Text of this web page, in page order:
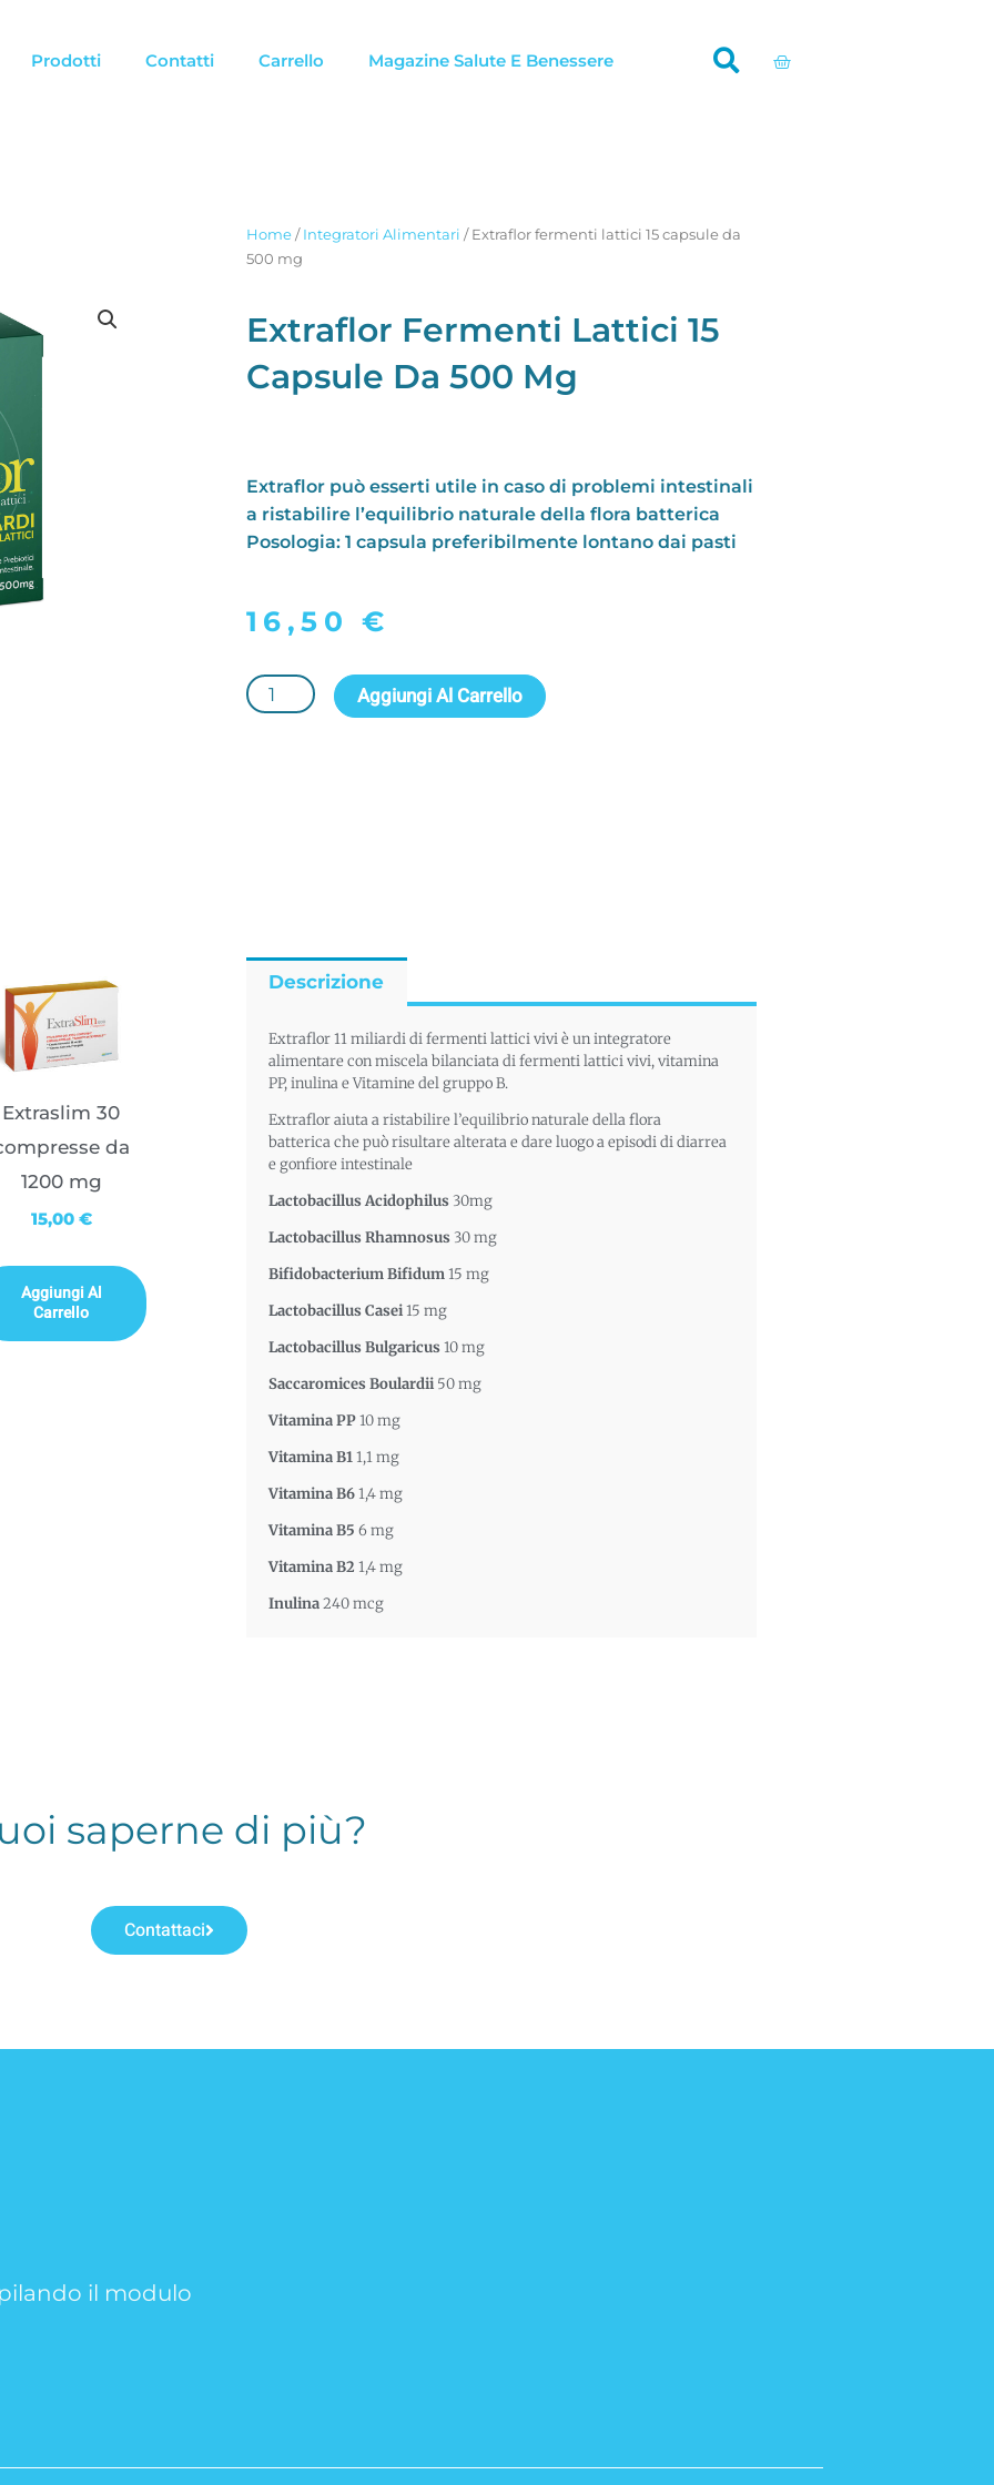
Prodotti Contatti Carrello Magazine Salute E Benessere Carrello
Home/Integratori Alimentari / Extraflor fermenti lattici 15 capsule da
500 mg
Extraflor Fermenti Lattici 15
Capsule Da 500 Mg
Extraflor può esserti utile in caso di problemi intestinali
a ristabilire l’equilibrio naturale della flora batterica
Posologia: 1 capsula preferibilmente lontano dai pasti
16,50€
Extraflor
quantità
Aggiungi Al Carrello
Extraslim 30
da
1200 mg
15,00 €
Aggiungi Al
Carrello
Descrizione
Extraflor 11 miliardi di fermenti lattici vivi è un integratore
alimentare con miscela bilanciata di fermenti lattici vivi, vitamina
PP, inulina e Vitamine del gruppo B.
Extraflor aiuta a ristabilire l’equilibrio naturale della flora
batterica che può risultare alterata e dare luogo a episodi di diarrea
e gonfiore intestinale
Lactobacillus Acidophilus 30mg
Lactobacillus Rhamnosus 30 mg
Bifidobacterium Bifidum15 mg
Lactobacillus Casei15 mg
Lactobacillus Bulgaricus 10 mg
Saccaromices Boulardii 50 mg
Vitamina PP10 mg
Vitamina B11,1 mg
Vitamina B61,4 mg
Vitamina B5 6 mg
Vitamina B2 1,4 mg
Inulina240 mcg
saperne di più?
Contattaci
il modulo